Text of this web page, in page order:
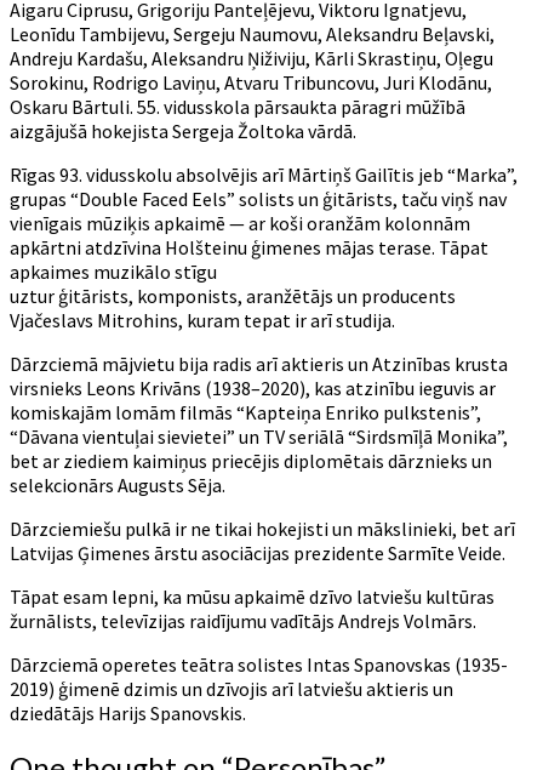
Aigaru Ciprusu, Grigoriju Panteļējevu, Viktoru Ignatjevu,
Leonīdu Tambijevu, Sergeju Naumovu, Aleksandru Beļavski,
Andreju Kardašu, Aleksandru Ņiživiju, Kārli Skrastiņu, Oļegu
Sorokinu, Rodrigo Laviņu, Atvaru Tribuncovu, Juri Klodānu,
Oskaru Bārtuli. 55. vidusskola pārsaukta pāragri mūžībā
aizgājušā hokejista Sergeja Žoltoka vārdā.
Rīgas 93. vidusskolu absolvējis arī Mārtiņš Gailītis jeb “Marka”,
grupas “Double Faced Eels” solists un ģitārists, taču viņš nav
vienīgais mūziķis apkaimē — ar koši oranžām kolonnām
apkārtni atdzīvina Holšteinu ģimenes mājas terase. Tāpat
apkaimes muzikālo stīgu
uztur ģitārists, komponists, aranžētājs un producents
Vjačeslavs Mitrohins, kuram tepat ir arī studija.
Dārzciemā mājvietu bija radis arī aktieris un Atzinības krusta
virsnieks Leons Krivāns (1938–2020), kas atzinību ieguvis ar
komiskajām lomām filmās “Kapteiņa Enriko pulkstenis”,
“Dāvana vientuļai sievietei” un TV seriālā “Sirdsmīļā Monika”,
bet ar ziediem kaimiņus priecējis diplomētais dārznieks un
selekcionārs Augusts Sēja.
Dārzciemiešu pulkā ir ne tikai hokejisti un mākslinieki, bet arī
Latvijas Ģimenes ārstu asociācijas prezidente Sarmīte Veide.
Tāpat esam lepni, ka mūsu apkaimē dzīvo latviešu kultūras
žurnālists, televīzijas raidījumu vadītājs Andrejs Volmārs.
Dārzciemā operetes teātra solistes Intas Spanovskas (1935-
2019) ģimenē dzimis un dzīvojis arī latviešu aktieris un
dziedātājs Harijs Spanovskis.